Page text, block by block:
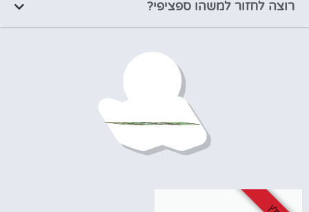
רוצה לחזור למשהו ספציפי?